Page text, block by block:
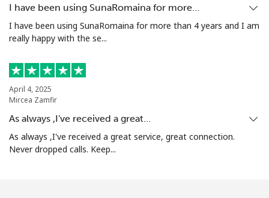
I have been using SunaRomaina for more…
I have been using SunaRomaina for more than 4 years and I am
really happy with the se...
April 4, 2025
Mircea Zamfir
As always ,I've received a great…
As always ,I've received a great service, great connection.
Never dropped calls. Keep...